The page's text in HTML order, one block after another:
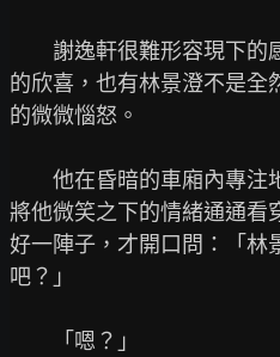
謝逸軒很難形容現下的
的欣喜，也有林景澄不是全
的微微惱怒。
他在昏暗的車廂內專注
將他微笑之下的情緒通通看
好一陣子，才開口問：「林
吧？」
「嗯？」